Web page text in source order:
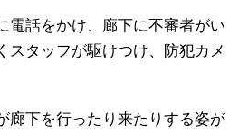
電話をかけ、廊下に不審者がい
スタッフが駆けつけ、防犯カメ
廊下を行ったり来たりする姿が